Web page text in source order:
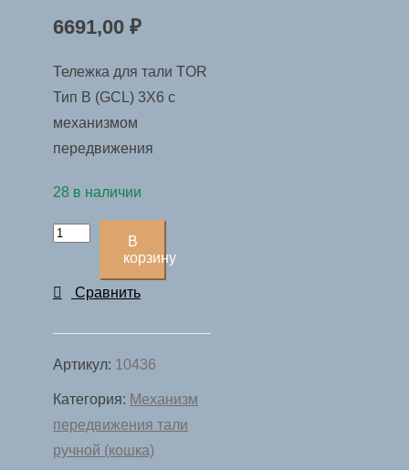
6691,00 ₽
Тележка для тали TOR
Тип В (GCL) 3Х6 с
механизмом
передвижения
28 в наличии
Количество
Тележка
тали
TOR
(GCL)
3Х6
В
корзину
Сравнить
Артикул: 10436
Категория: Механизм
передвижения тали
ручной (кошка)